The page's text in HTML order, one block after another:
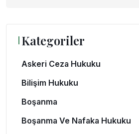
Kategoriler
Askeri Ceza Hukuku
Bilişim Hukuku
Boşanma
Boşanma Ve Nafaka Hukuku